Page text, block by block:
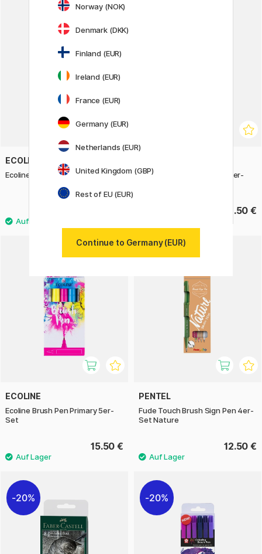
ECOLINE
Ecoline Brush Pen Grey 5er-Set
Chromaflow Buntstifte 12er-
32.50 €
ECOLINE
Ecoline Brush Pen Primary 5er-
Set
15.50 €
PENTEL
Fude Touch Brush Sign Pen 4er-
Set Nature
12.50 €
20% 20%
Norway (NOK)
Denmark (DKK)
Finland (EUR)
Ireland (EUR)
France (EUR)
Germany (EUR)
Netherlands (EUR)
United Kingdom (GBP)
Rest of EU (EUR)
Continue to Germany (EUR)